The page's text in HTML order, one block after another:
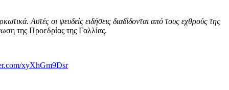
Αυτές οι ψευδείς ειδήσεις διαδίδονται από τους εχθρούς της
της Προεδρίας της Γαλλίας.
xyXhGm9Dsr